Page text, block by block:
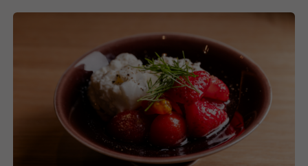
そして、私たちはスキルや経験ではなく、あなたの
「人間性と素直さ」を見ています。
これには、日本が誇る実業家・稲盛和夫氏が唱えた
「人生の方程式＝能力×情熱×考え方」という言葉が
根底にあります。
能力や情熱はもちろん大切ですが、中でも「考え方」
がプラスに向いているかどうかが、仕事においては最
も重要だと考えています。